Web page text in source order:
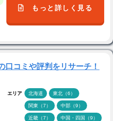
もっと詳しく見る
口コミや評判をリサーチ！
エリア 北海道 東北（6）
関東（7） 中部（9）
近畿（7） 中国・四国（9）